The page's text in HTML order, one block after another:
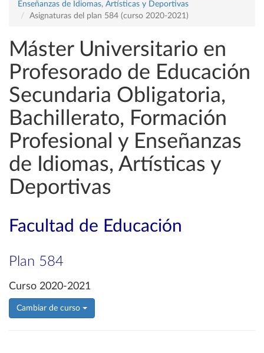
Enseñanzas de Idiomas, Artísticas y Deportivas
Asignaturas del plan 584 (curso 2020-2021)
Máster Universitario en
Profesorado de Educación
Secundaria Obligatoria,
Bachillerato, Formación
Profesional y Enseñanzas
de Idiomas, Artísticas y
Deportivas
Facultad de Educación
Plan 584
Curso 2020-2021
Cambiar de curso